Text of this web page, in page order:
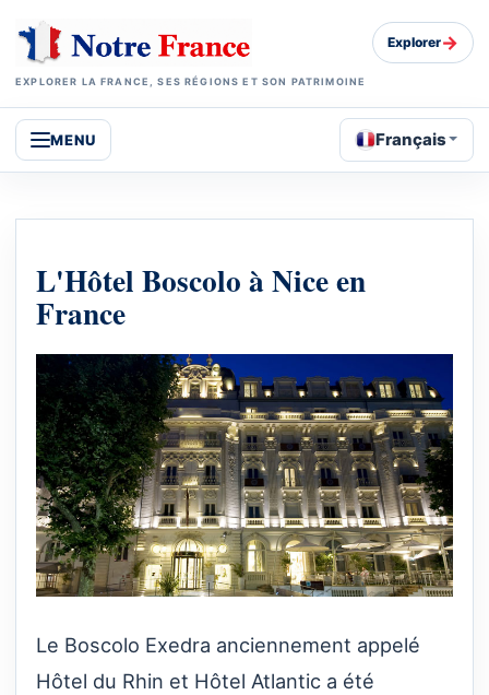
EXPLORER LA FRANCE, SES RÉGIONS ET SON PATRIMOINE
Explorer→
MENU Français
L'Hôtel Boscolo à Nice en
France
Le Boscolo Exedra anciennement appelé
Hôtel du Rhin et Hôtel Atlantic a été